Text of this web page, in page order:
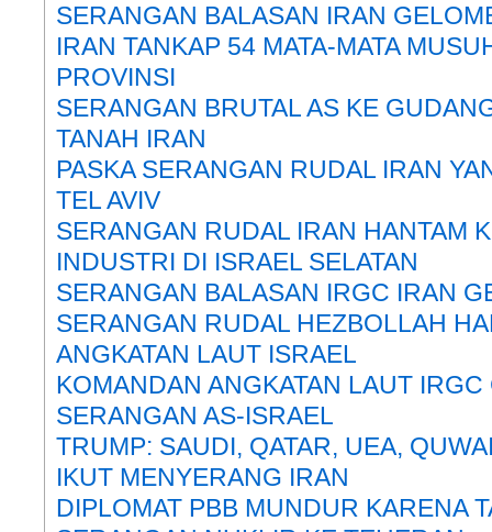
SERANGAN BALASAN IRAN
IRAN TANKAP 54 MATA-MATA
PROVINSI
SERANGAN BRUTAL AS KE
TANAH IRAN
PASKA SERANGAN RUDAL IRAN
TEL AVIV
SERANGAN RUDAL IRAN HANTAM
INDUSTRI DI ISRAEL SELATAN
SERANGAN BALASAN IRGC IRAN
SERANGAN RUDAL HEZBOLLAH
ANGKATAN LAUT ISRAEL
KOMANDAN ANGKATAN LAUT
SERANGAN AS-ISRAEL
TRUMP: SAUDI, QATAR, UEA,
IKUT MENYERANG IRAN
DIPLOMAT PBB MUNDUR KARENA